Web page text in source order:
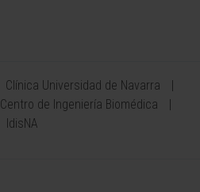
Clínica Universidad de Navarra
Centro de Ingeniería Biomédica
IdisNA